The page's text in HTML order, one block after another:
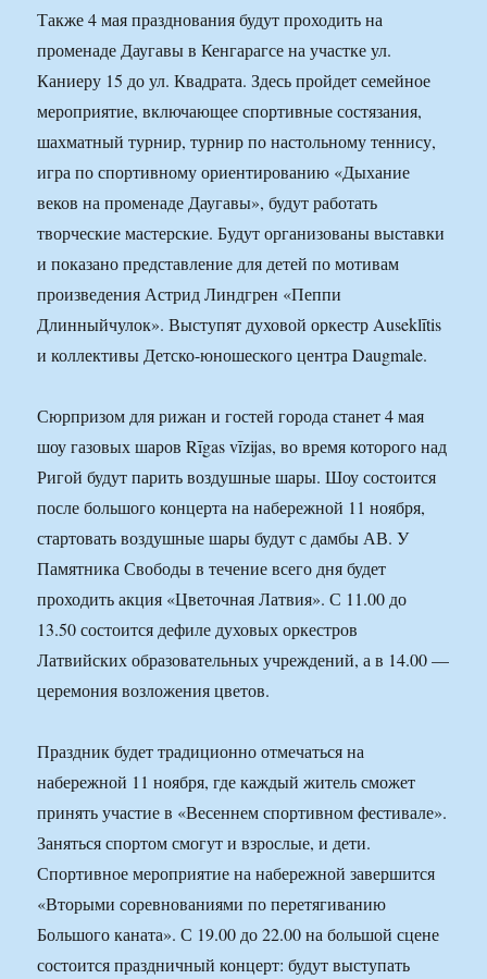
Также 4 мая празднования будут проходить на
променаде Даугавы в Кенгарагсе на участке ул.
Каниеру 15 до ул. Квадрата. Здесь пройдет семейное
мероприятие, включающее спортивные состязания,
шахматный турнир, турнир по настольному теннису,
игра по спортивному ориентированию «Дыхание
веков на променаде Даугавы», будут работать
творческие мастерские. Будут организованы выставки
и показано представление для детей по мотивам
произведения Астрид Линдгрен «Пеппи
Длинныйчулок». Выступят духовой оркестр Auseklītis
и коллективы Детско-юношеского центра Daugmale.
Сюрпризом для рижан и гостей города станет 4 мая
шоу газовых шаров Rīgas vīzijas, во время которого над
Ригой будут парить воздушные шары. Шоу состоится
после большого концерта на набережной 11 ноября,
стартовать воздушные шары будут с дамбы АВ. У
Памятника Свободы в течение всего дня будет
проходить акция «Цветочная Латвия». С 11.00 до
13.50 состоится дефиле духовых оркестров
Латвийских образовательных учреждений, а в 14.00 —
церемония возложения цветов.
Праздник будет традиционно отмечаться на
набережной 11 ноября, где каждый житель сможет
принять участие в «Весеннем спортивном фестивале».
Заняться спортом смогут и взрослые, и дети.
Спортивное мероприятие на набережной завершится
«Вторыми соревнованиями по перетягиванию
Большого каната». С 19.00 до 22.00 на большой сцене
состоится праздничный концерт: будут выступать